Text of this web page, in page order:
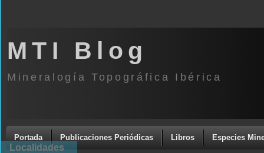
MTI Blog
Mineralogía Topográfica Ibérica
Portada Publicaciones Periódicas Libros Especies
Localidades